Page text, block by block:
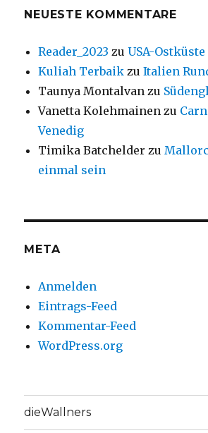
NEUESTE KOMMENTARE
Reader_2023 zuUSA-Ostküste
Kuliah Terbaik zuItalien
Taunya Montalvan zu
Vanetta Kolehmainen zu
Venedig
Timika Batchelder zu
einmal sein
META
Anmelden
Eintrags-Feed
Kommentar-Feed
WordPress.org
dieWallners